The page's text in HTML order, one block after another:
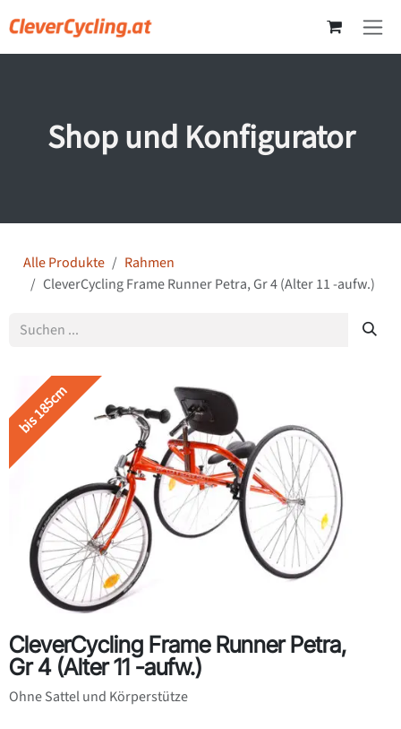
Shop und Konfigurator
Alle Produkte
Rahmen
CleverCycling Frame Runner Petra, Gr 4 (Alter 11 -aufw.)
bis 185cm
CleverCycling Frame Runner Petra,
Gr 4 (Alter 11 -aufw.)
Ohne Sattel und Körperstütze